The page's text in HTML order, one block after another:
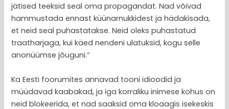
jätised teeksid seal oma propagandat. Nad võivad
hammustada ennast küünarnukkidest ja hädakisada,
et neid seal puhastatakse. Neid oleks puhastatud
traatharjaga, kui käed nendeni ulatuksid, kogu selle
anonüümse jõuguni.“
Ka Eesti foorumites annavad tooni idioodid ja
müüdavad kaabakad, ja iga korraliku inimese kohus on
neid blokeerida, et nad saaksid oma kloaagis isekeskis